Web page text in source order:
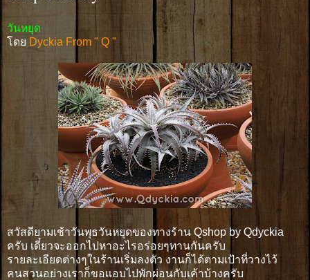
วันหยุด
โดย Dyckia From " Q "
สวัสดียามเช้าวันพุธวันหยุดของทางร้าน Qshop by Qdyckia
ครับ เดี๋ยวจะออกไปหาอะไรอร่อยๆทานกันครับ
รายละเอียดต่างๆในร้านเริ่มลงตัว งานก็ได้ตามเป้าที่วางไว้
คนสวนอย่างเราก็ขอเเอบไปพักผ่อนกับเค้าบ้างครับ